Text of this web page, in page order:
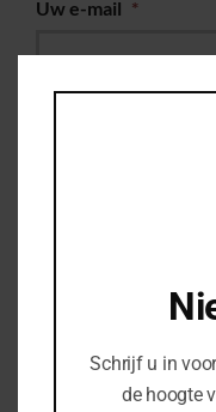
Uw e-mail *
Woonplaats *
Uw vraag of
Schrijf u in
de hoogte